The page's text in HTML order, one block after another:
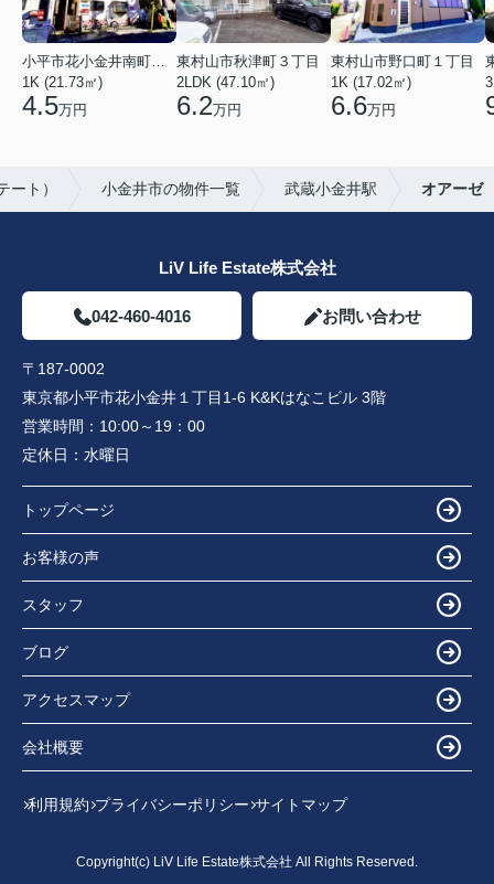
小平市花小金井南町１丁目
1K (21.73㎡)
4.5万円
東村山市秋津町３丁目
2LDK (47.10㎡)
6.2万円
東村山市野口町１丁目
1K (17.02㎡)
6.6万円
ト） 小金井市の物件一覧 武蔵小金井駅 オアーゼ
LiV Life Estate株式会社
042-460-4016 お問い合わせ
〒187-0002
東京都小平市花小金井１丁目1-6 K&Kはなこビル 3階
営業時間： 10:00～19：00
定休日： 水曜日
トップページ
お客様の声
スタッフ
ブログ
アクセスマップ
会社概要
利用規約 プライバシーポリシー サイトマップ
Copyright(c) LiV Life Estate株式会社 All Rights Reserved.